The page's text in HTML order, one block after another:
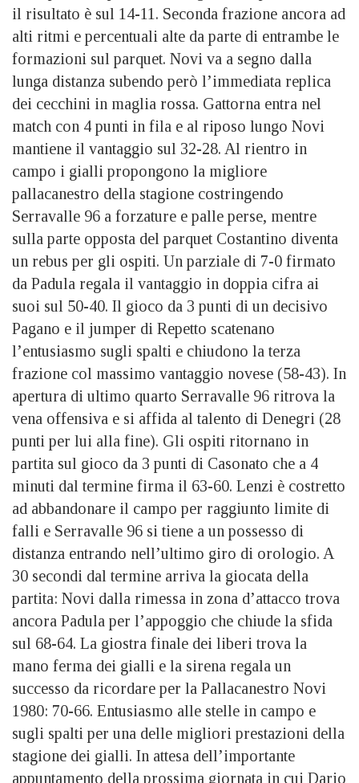
il risultato è sul 14-11. Seconda frazione ancora ad
alti ritmi e percentuali alte da parte di entrambe le
formazioni sul parquet. Novi va a segno dalla
lunga distanza subendo però l’immediata replica
dei cecchini in maglia rossa. Gattorna entra nel
match con 4 punti in fila e al riposo lungo Novi
mantiene il vantaggio sul 32-28. Al rientro in
campo i gialli propongono la migliore
pallacanestro della stagione costringendo
Serravalle 96 a forzature e palle perse, mentre
sulla parte opposta del parquet Costantino diventa
un rebus per gli ospiti. Un parziale di 7-0 firmato
da Padula regala il vantaggio in doppia cifra ai
suoi sul 50-40. Il gioco da 3 punti di un decisivo
Pagano e il jumper di Repetto scatenano
l’entusiasmo sugli spalti e chiudono la terza
frazione col massimo vantaggio novese (58-43). In
apertura di ultimo quarto Serravalle 96 ritrova la
vena offensiva e si affida al talento di Denegri (28
punti per lui alla fine). Gli ospiti ritornano in
partita sul gioco da 3 punti di Casonato che a 4
minuti dal termine firma il 63-60. Lenzi è costretto
ad abbandonare il campo per raggiunto limite di
falli e Serravalle 96 si tiene a un possesso di
distanza entrando nell’ultimo giro di orologio. A
30 secondi dal termine arriva la giocata della
partita: Novi dalla rimessa in zona d’attacco trova
ancora Padula per l’appoggio che chiude la sfida
sul 68-64. La giostra finale dei liberi trova la
mano ferma dei gialli e la sirena regala un
successo da ricordare per la Pallacanestro Novi
1980: 70-66. Entusiasmo alle stelle in campo e
sugli spalti per una delle migliori prestazioni della
stagione dei gialli. In attesa dell’importante
appuntamento della prossima giornata in cui Dario